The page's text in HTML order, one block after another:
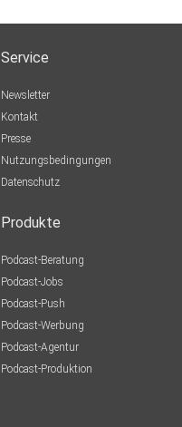
Service
Newsletter
Kontakt
Presse
Nutzungsbedingungen
Datenschutz
Produkte
Podcast-Beratung
Podcast-Jobs
Podcast-Push
Podcast-Werbung
Podcast-Agentur
Podcast-Produktion